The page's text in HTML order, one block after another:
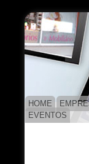
HOME
EVENTOS